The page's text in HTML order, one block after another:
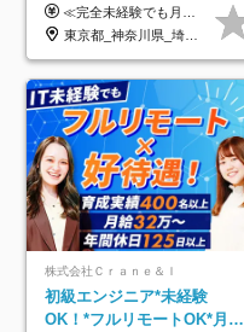
型自由
≪完全未経験でも月給40万円以上も可能です！≫ -------------- 【1】ITエンジニア 月給26万円～50万円＋プロジェクト手当＋資格手当 【2】IT事務、営業事務 月給26万円～50万円＋プロジェクト手当＋資格手当 ≪【1】【2】共通≫ ★上記給与には固定残業代20時間分(月3万719円～)を含みます。残業が超過した場合は、追加支給します(残業は月平均3時間とほぼ発生しません。残業がなくても、固定残業代は支給されます) ★試用期間6ヵ月あり（期間中は月給23万1000円～。固定残業代20時間分3万719円～を含む／超過分は別途支給） -------------- 【3】SES営業、SaaS営業 月給30万円以上＋インセンティブ＋各種手当 ★上記給与には固定残業代45時間分(月7万6967円～)を含みます。残業が超過した場合は、追加支給します(残業は月平均3時間とほぼ発生しません。残業がなくても、固定残業代は支給されます) ★試用期間6ヵ月あり(期間中も給与や福利厚生は同じです)
東京都_神奈川県_埼玉県_千葉県_大阪府_愛知県_北海道_青森県_岩手県_宮城県_秋田県_山形県_福島県_茨城県_栃木県_群馬県_新潟県_山梨県_長野県_富山県_石川県_福井県_静岡県_岐阜県_三重県_兵庫県_京都府_滋賀県_奈良県_和歌山県_広島県_岡山県_鳥取県_島根県_山口県_徳島県_香川県_愛媛県_高知県_福岡県_熊本県_佐賀県_長崎県_大分県_宮崎県_鹿児島県_沖縄県
株式会社Ｃｒａｎｅ＆Ｉ
初級エンジニア*未経験
OK！*フルリモートOK*月給